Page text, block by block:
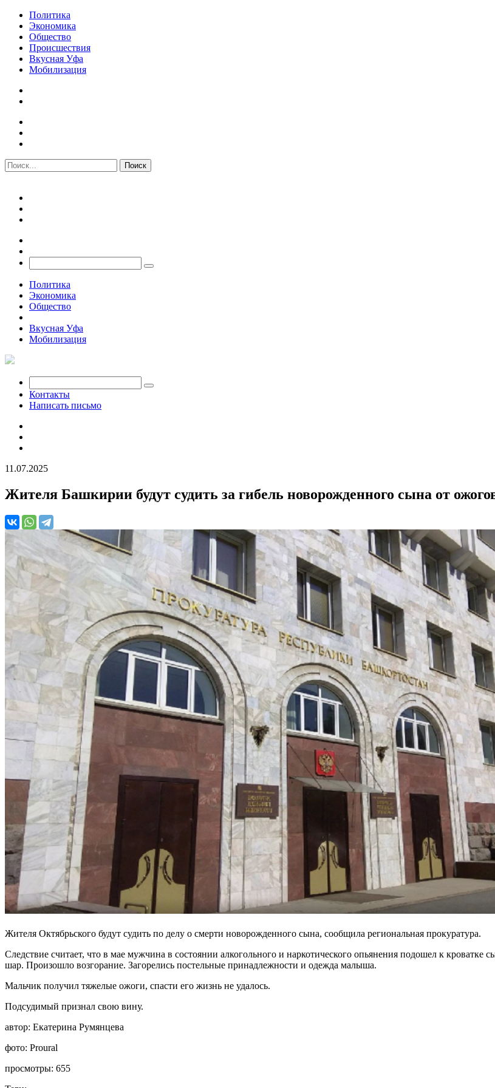
Политика
Экономика
Общество
Происшествия
Вкусная Уфа
Мобилизация
Политика
Экономика
Общество
Вкусная Уфа
Мобилизация
Контакты
Написать письмо
11.07.2025
Жителя Башкирии будут судить за гибель новорожденного сына от
Жителя Октябрьского будут судить по делу о смерти новорожденного сына, сообщила региональная прокуратура.
Следствие считает, что в мае мужчина в состоянии алкогольного и наркотического опьянения подошел к
шар. Произошло возгорание. Загорелись постельные принадлежности и одежда малыша.
Мальчик получил тяжелые ожоги, спасти его жизнь не удалось.
Подсудимый признал свою вину.
автор: Екатерина Румянцева
фото: Proural
просмотры: 655